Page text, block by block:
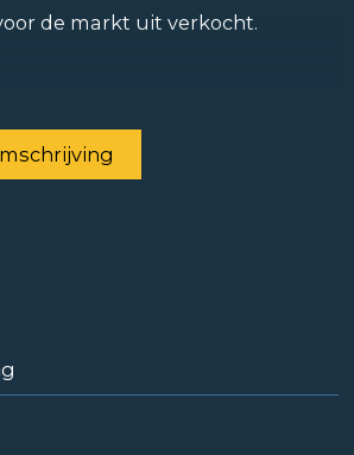
de markt uit verkocht.